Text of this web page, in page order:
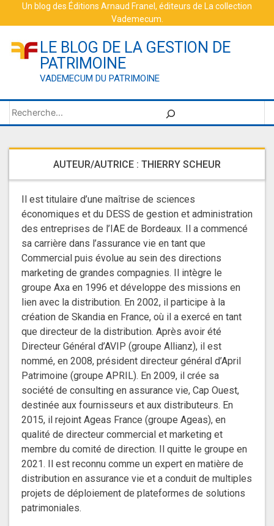
Un blog des Éditions Arnaud Franel , éditeurs de La collection
Vademecum
LE BLOG DE LA GESTION DE
PATRIMOINE
VADEMECUM DU PATRIMOINE
Rechercher
AUTEUR/AUTRICE : THIERRY SCHEUR
Il est titulaire d’une maîtrise de sciences
économiques et du DESS de gestion et administration
des entreprises de l’IAE de Bordeaux. Il a commencé
sa carrière dans l’assurance vie en tant que
Commercial puis évolue au sein des directions
marketing de grandes compagnies. Il intègre le
groupe Axa en 1996 et développe des missions en
lien avec la distribution. En 2002, il participe à la
création de Skandia en France, où il a exercé en tant
que directeur de la distribution. Après avoir été
Directeur Général d’AVIP (groupe Allianz), il est
nommé, en 2008, président directeur général d’April
Patrimoine (groupe APRIL). En 2009, il crée sa
société de consulting en assurance vie, Cap Ouest,
destinée aux fournisseurs et aux distributeurs. En
2015, il rejoint Ageas France (groupe Ageas), en
qualité de directeur commercial et marketing et
membre du comité de direction. Il quitte le groupe en
2021. Il est reconnu comme un expert en matière de
distribution en assurance vie et a conduit de multiples
projets de déploiement de plateformes de solutions
patrimoniales.